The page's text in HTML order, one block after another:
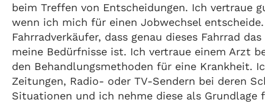
beim Treffen von Entscheidungen. Ich vertraue
wenn ich mich für einen Jobwechsel
Fahrradverkäufer, dass genau dieses Fahrrad
meine Bedürfnisse ist. Ich vertraue einem Arzt
den Behandlungsmethoden für eine Krankheit.
Zeitungen, Radio- oder TV-Sendern bei deren
Situationen und ich nehme diese als Grundlage